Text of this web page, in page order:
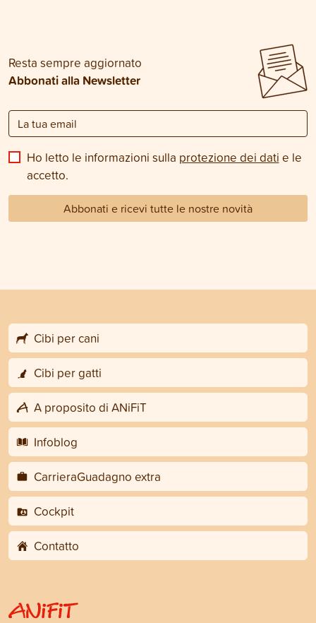
Resta sempre aggiornato
Abbonati alla Newsletter
Ho letto le informazioni sulla protezione dei dati e le
accetto.
Abbonati e ricevi tutte le nostre novità
Cibi per cani
Cibi per gatti
A proposito di ANiFiT
Infoblog
CarrieraGuadagno extra
Cockpit
Contatto